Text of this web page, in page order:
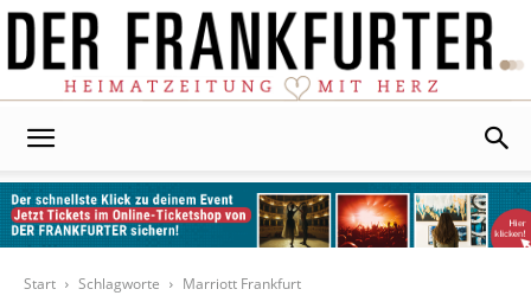
Start
Schlagworte Marriott Frankfurt